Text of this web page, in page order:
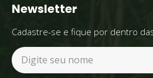
Newsletter
Cadastre-se e fique por dentro